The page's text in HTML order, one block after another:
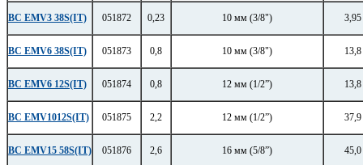
BC EMV3 38S(IT) 051872 0,23 10 мм (3/8") 3,95
BC EMV6 38S(IT) 051873 0,8 10 мм (3/8") 13,8
BC EMV6 12S(IT) 051874 0,8 12 мм (1/2”) 13,8
BC EMV1012S(IT) 051875 2,2 12 мм (1/2”) 37,9
BC EMV15 58S(IT) 051876 2,6 16 мм (5/8”) 45,0